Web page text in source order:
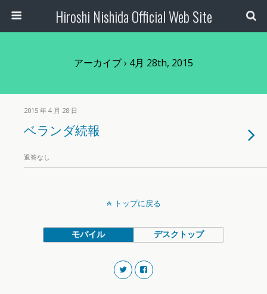
Hiroshi Nishida Official Web Site
アーカイブ › 4月 28th, 2015
2015 年 4 月 28 日
ベランダ続報
返答なし
トップに戻る
モバイル デスクトップ